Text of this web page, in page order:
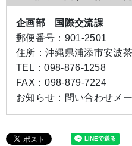
企画部 国際交流課
郵便番号： 901-2501
住所： 沖縄県浦添市安波
TEL：098-876-1258
FAX：098-879-7224
お知らせ： 問い合わせメ